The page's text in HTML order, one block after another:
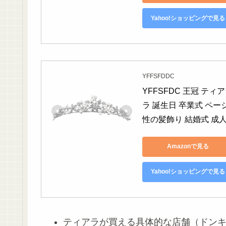
Yahoo!ショッピングで見る
YFFSFDDC
YFFSFDC 王冠 ティ
ラ 誕生日 卒業式 ペー
性の髪飾り 結婚式 成
Amazonで見る
Yahoo!ショッピングで見る
ティアラが買える具体的な店舗（ドン